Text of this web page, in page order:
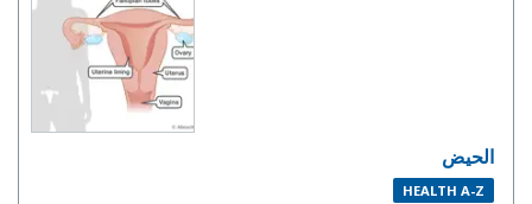
الحيض
HEALTH A-Z